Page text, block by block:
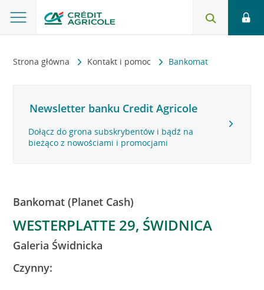
Strona główna Kontakt i pomoc Bankomat
Newsletter banku Credit Agricole
Dołącz do grona subskrybentów i bądź na
bieżąco z nowościami i promocjami
Bankomat (Planet Cash)
WESTERPLATTE 29, ŚWIDNICA
Galeria Świdnicka
Czynny: